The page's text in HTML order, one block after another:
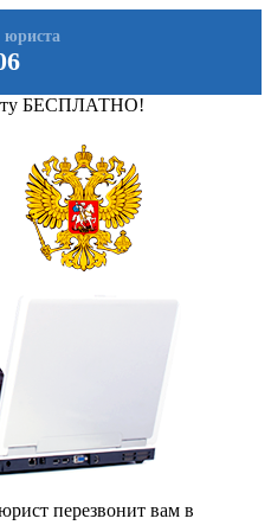
юриста
БЕСПЛАТНО!
перезвонит вам в